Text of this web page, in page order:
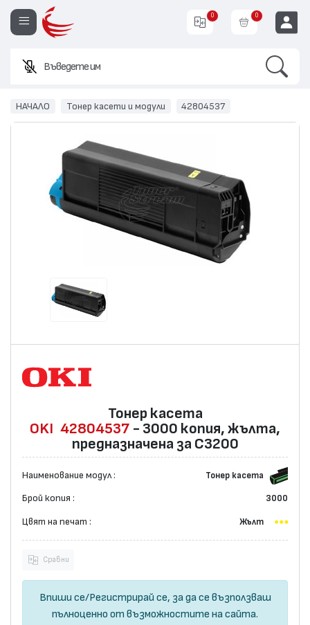
Въведете име или ко
0 0
НАЧАЛО Тонер касети и модули 42804537
Тонер касета
OKI 42804537 - 3000 копия, жълта,
предназначена за C3200
Наименование модул : Тонер касета
Брой копия : 3000
Цвят на печат : Жълт
Сравни
Впиши се/Регистрирай се, за да се възползваш
пълноценно от възможностите на сайта.